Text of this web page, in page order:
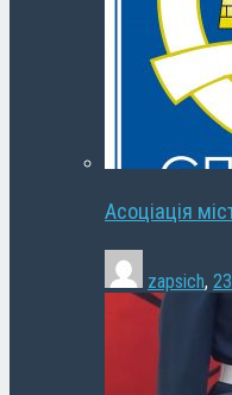
Асоціація
zapsich,